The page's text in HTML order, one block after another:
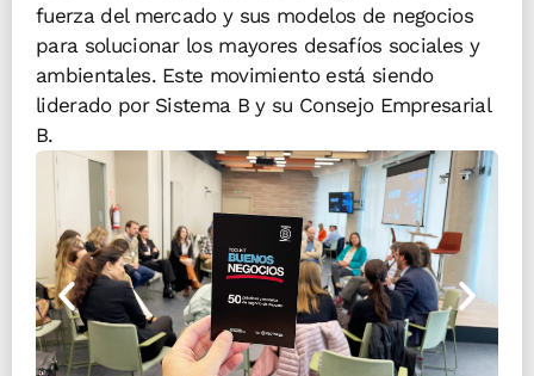
fuerza del mercado y sus modelos de negocios
para solucionar los mayores desafíos sociales y
ambientales. Este movimiento está siendo
liderado por Sistema B y su Consejo Empresarial
B.